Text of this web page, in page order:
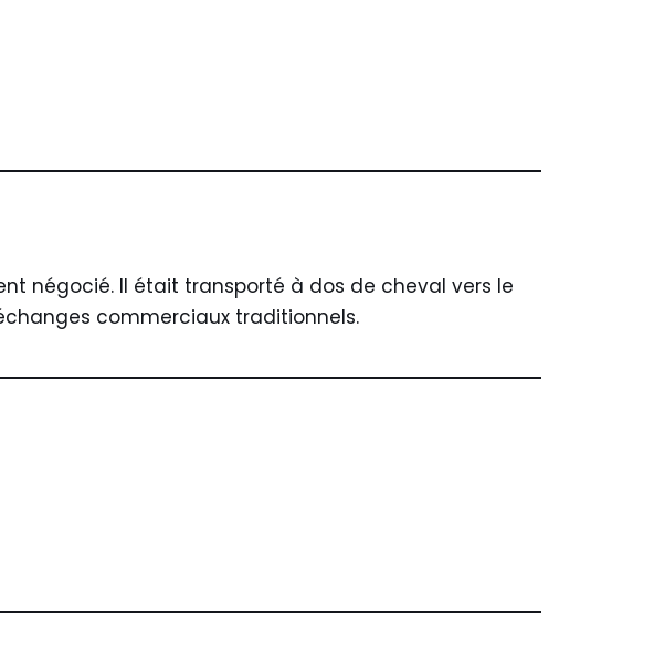
négocié. Il était transporté à dos de cheval vers le
commerciaux traditionnels.